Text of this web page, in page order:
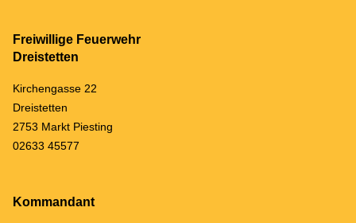
Freiwillige Feuerwehr
Dreistetten
Kirchengasse 22
Dreistetten
2753 Markt Piesting
02633 45577
Kommandant